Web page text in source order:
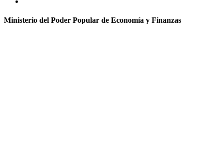
Ministerio del Poder Popular de Economía y Finanzas